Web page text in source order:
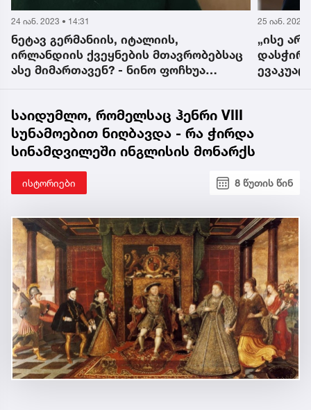
24 იან. 2023 • 14:31
ნეტავ გერმანიის, იტალიის,
ირლანდიის ქვეყნების მთავრობებსაც
ასე მიმართავენ? - ნინო ფოჩხუა
25 იან. 2023
„ისე არ
საიდუმლო, რომელსაც ჰენრი VIII
სუნამოებით ნიღბავდა - რა ჭირდა
სინამდვილეში ინგლისის მონარქს
ისტორიები 8 წუთის წინ